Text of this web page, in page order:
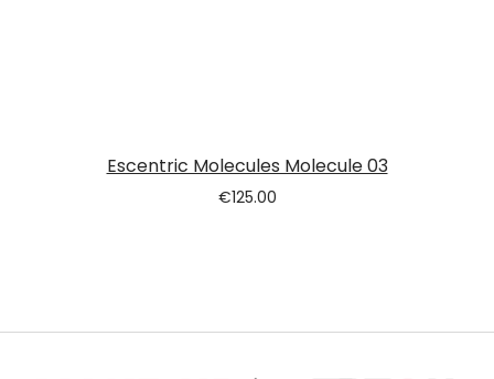
Escentric Molecules Molecule 03
€125.00